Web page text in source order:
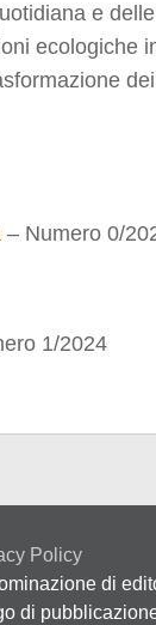
e
ecologiche
– Numero 0/
1/2024
Policy
di
di